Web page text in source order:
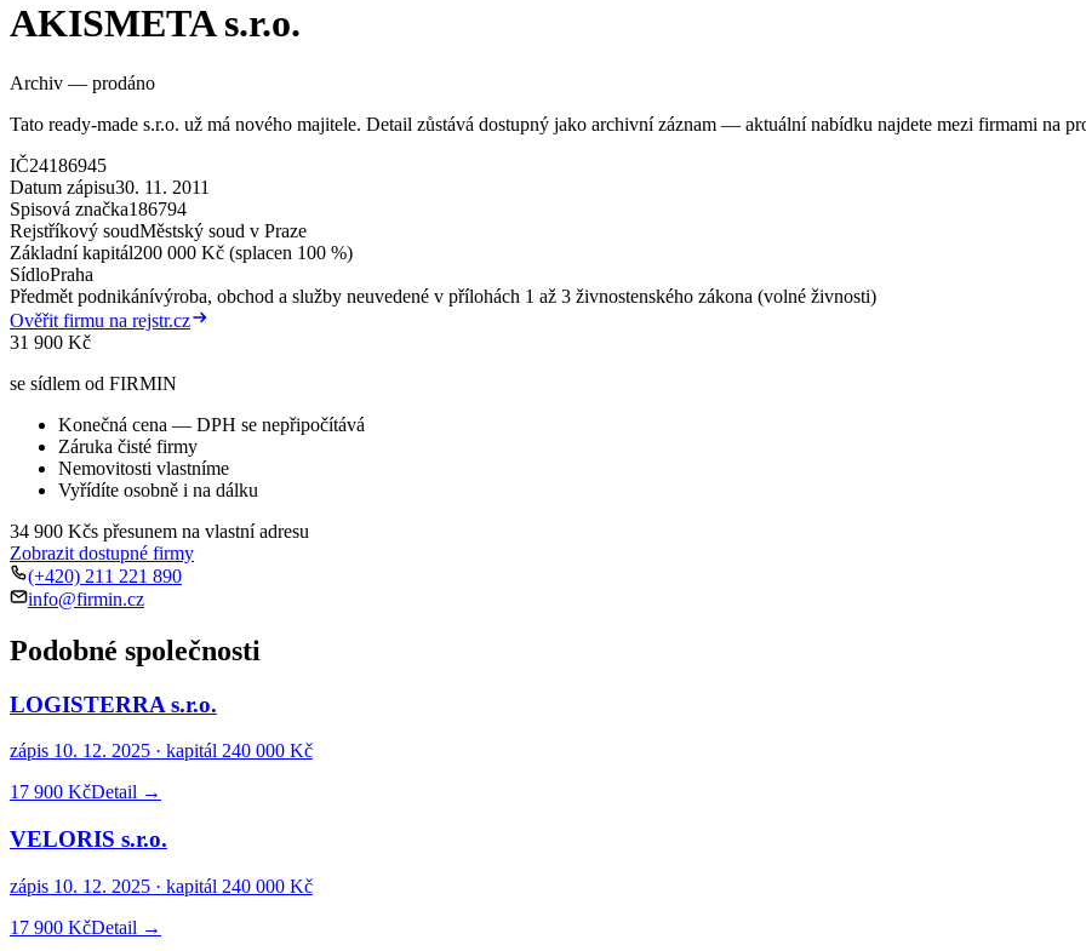
AKISMETA s.r.o.
Archiv — prodáno
Tato ready-made s.r.o. už má nového majitele. Detail zůstává dostupný jako archivní záznam — aktuální nabídku najdete mezi firmami na
IČ24186945
Datum zápisu30. 11. 2011
Spisová značka186794
Rejstříkový soudMěstský soud v Praze
Základní kapitál200 000 Kč (splacen 100 %)
SídloPraha
Předmět podnikánívýroba, obchod a služby neuvedené v přílohách 1 až 3 živnostenského zákona (volné živnosti)
Ověřit firmu na rejstr.cz
31 900 Kč
se sídlem od FIRMIN
Konečná cena — DPH se nepřipočítává
Záruka čisté firmy
Nemovitosti vlastníme
Vyřídíte osobně i na dálku
34 900 Kčs přesunem na vlastní adresu
Zobrazit dostupné firmy
(+420) 211 221 890
info@firmin.cz
Podobné společnosti
LOGISTERRA s.r.o.
zápis 10. 12. 2025 · kapitál 240 000 Kč
17 900 KčDetail →
VELORIS s.r.o.
zápis 10. 12. 2025 · kapitál 240 000 Kč
17 900 KčDetail →